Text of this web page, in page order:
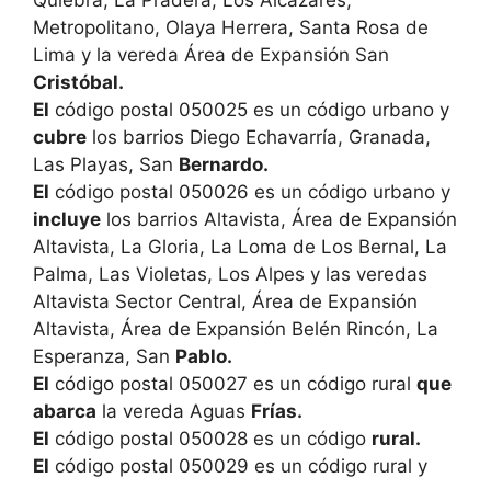
Metropolitano, Olaya Herrera, Santa Rosa de
Lima y la vereda Área de Expansión San
Cristóbal.
El código postal 050025 es un código urbano y
cubre los barrios Diego Echavarría, Granada,
Las Playas, San Bernardo.
El código postal 050026 es un código urbano y
incluye los barrios Altavista, Área de Expansión
Altavista, La Gloria, La Loma de Los Bernal, La
Palma, Las Violetas, Los Alpes y las veredas
Altavista Sector Central, Área de Expansión
Altavista, Área de Expansión Belén Rincón, La
Esperanza, San Pablo.
El código postal 050027 es un código rural que
abarca la vereda Aguas Frías.
El código postal 050028 es un código rural.
El código postal 050029 es un código rural y